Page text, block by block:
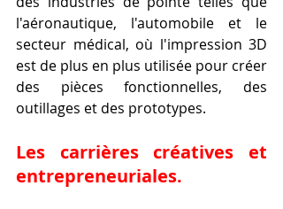
l'aéronautique, l'automobile et le
secteur médical, où l'impression 3D
est de plus en plus utilisée pour créer
des pièces fonctionnelles, des
outillages et des prototypes.
Les carrières créatives et
entrepreneuriales.